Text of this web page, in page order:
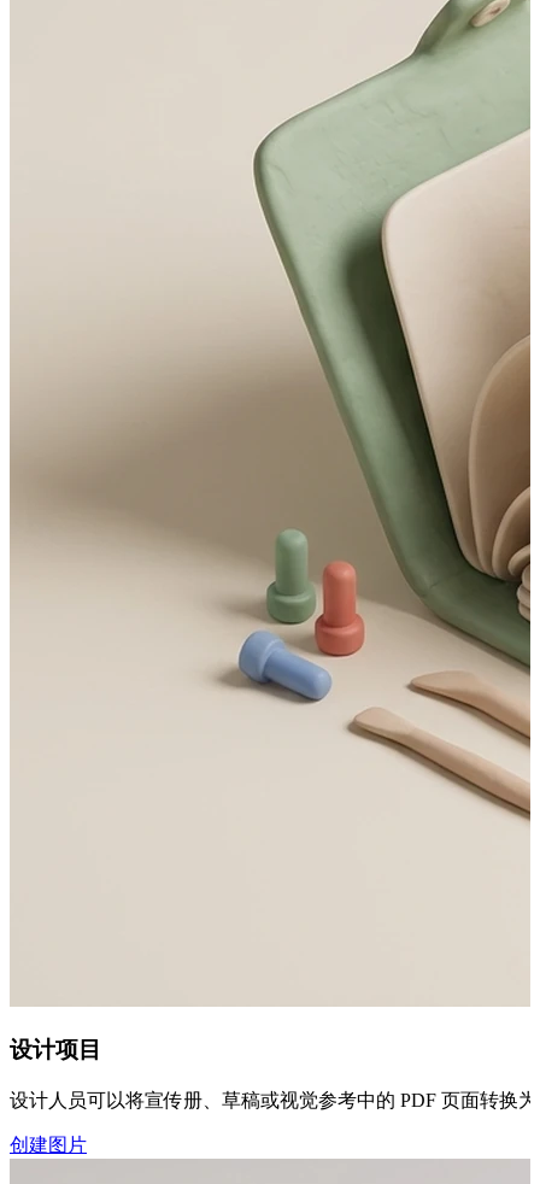
设计项目
设计人员可以将宣传册、草稿或视觉参考中的 PDF 页面转换
创建图片